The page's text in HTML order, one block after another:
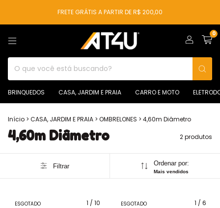
FRETE GRÁTIS A PARTIR DE R$ 200,00
0
BRINQUEDOS CASA, JARDIM E PRAIA CARRO E MOTO
Início > CASA, JARDIM E PRAIA > OMBRELONES > 4,60m Diâmetro
4,60m Diâmetro 2 produtos
Filtrar Ordenar por:
Mais vendidos
1 / 10
ESGOTADO
1 / 6
ESGOTADO